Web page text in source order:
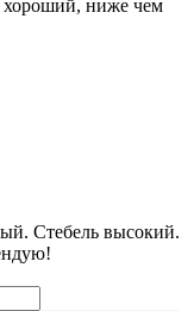
ниже чем
Стебель высокий.